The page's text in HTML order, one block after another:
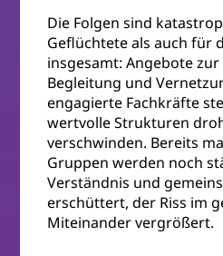
Die Folgen sind
Geflüchtete als auch für
insgesamt: Angebote
Begleitung und
engagierte Fachkräfte
wertvolle Strukturen
verschwinden. Bereits
Gruppen werden noch
Verständnis und
erschüttert, der Riss im
Miteinander vergrößert.